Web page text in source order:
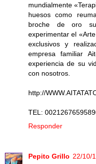
mundialmente
huesos como
broche de oro
experimentar el
exclusivos y
empresa familiar
experiencia de su
con nosotros.
http://
TEL:
Responder
Pepito Grillo 22/10/